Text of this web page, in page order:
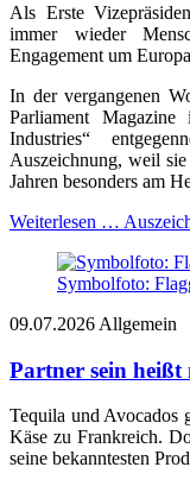
Als Erste
immer wieder
Engagement um
In der vergangenen
Parliament
Industries“
Auszeichnung, weil
Jahren besonders am
Weiterlesen …
Symbolfoto:
09.07.2026 Allgemein
Partner sein heißt
Tequila und Avocados
Käse zu Frankreich.
seine bekanntesten